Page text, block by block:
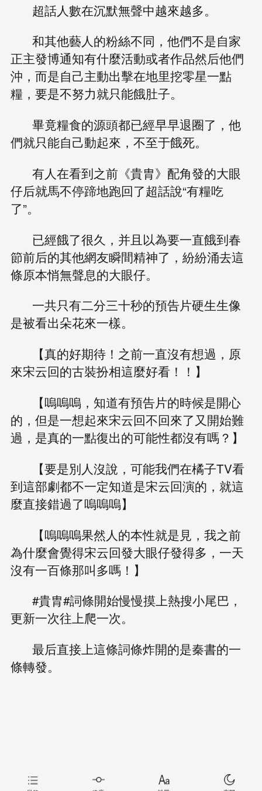
超話人數在沉默無聲中越來越多。
和其他藝人的粉絲不同，他們不是自家
正主發博通知有什麼活動或者作品然后他們
沖，而是自己主動出擊在地里挖零星一點
糧，要是不努力就只能餓肚子。
畢竟糧食的源頭都已經早早退圈了，他
們就只能自己動起來，不至于餓死。
有人在看到之前《貴胄》配角發的大眼
仔后就馬不停蹄地跑回了超話說“有糧吃
了”。
已經餓了很久，并且以為要一直餓到春
節前后的其他網友瞬間精神了，紛紛涌去這
條原本悄無聲息的大眼仔。
一共只有二分三十秒的預告片硬生生像
是被看出朵花來一樣。
【真的好期待！之前一直沒有想過，原
來宋云回的古裝扮相這麼好看！！】
【嗚嗚嗚，知道有預告片的時候是開心
的，但是一想起來宋云回不回來了又開始難
過，是真的一點復出的可能性都沒有嗎？】
【要是別人沒說，可能我們在橘子TV看
到這部劇都不一定知道是宋云回演的，就這
麼直接錯過了嗚嗚嗚】
【嗚嗚嗚果然人的本性就是見，我之前
為什麼會覺得宋云回發大眼仔發得多，一天
沒有一百條那叫多嗎！】
#貴胄#詞條開始慢慢摸上熱搜小尾巴，
更新一次往上爬一次。
最后直接上這條詞條炸開的是秦書的一
條轉發。